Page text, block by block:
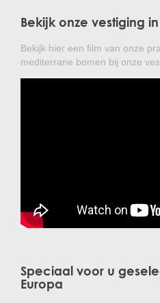
Bekijk onze vestiging
Bekijk hier een film van onze
mediterrane bomen bij onze
Speciaal voor u
Europa